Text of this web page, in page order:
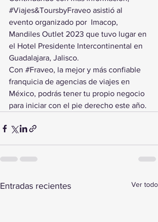
#Viajes&ToursbyFraveo asistió al
evento organizado por  Imacop,
Mandiles Outlet 2023 que tuvo lugar en
el Hotel Presidente Intercontinental en
Guadalajara, Jalisco.
Con #Fraveo, la mejor y más confiable
franquicia de agencias de viajes en
México, podrás tener tu propio negocio
para iniciar con el pie derecho este año.
Entradas recientes Ver todo